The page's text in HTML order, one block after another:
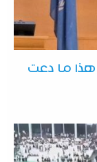
هذا ما دعت